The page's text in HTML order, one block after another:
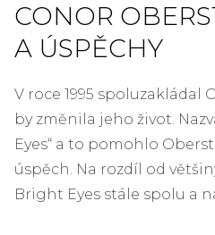
CONOR
A ÚSPĚCHY
V roce 1995 spoluzakládal
by změnila jeho život.
Eyes“ a to pomohlo
úspěch. Na rozdíl od
Bright Eyes stále spolu a